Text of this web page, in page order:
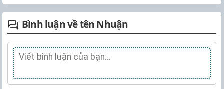
Bình luận về tên Nhuận